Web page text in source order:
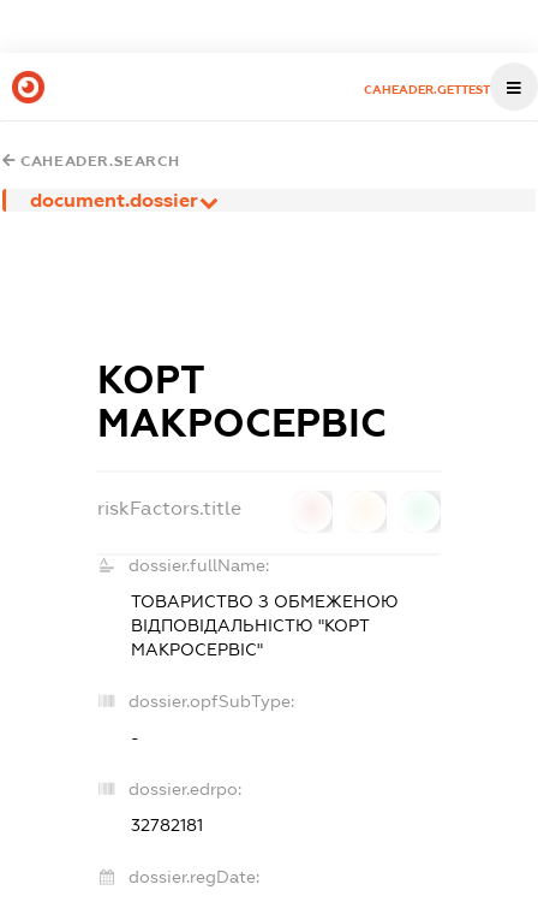
CAHEADER.GETTEST
CAHEADER.SEARCH
document.dossier
КОРТ
МАКРОСЕРВІС
riskFactors.title
dossier.fullName:
ТОВАРИСТВО З ОБМЕЖЕНОЮ
ВІДПОВІДАЛЬНІСТЮ "КОРТ
МАКРОСЕРВІС"
dossier.opfSubType:
-
dossier.edrpo:
32782181
dossier.regDate: